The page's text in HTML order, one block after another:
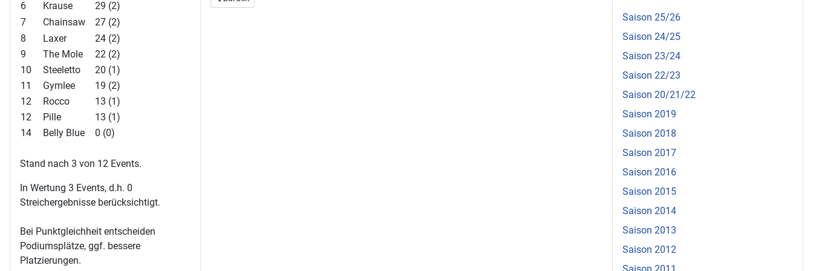
6
Krause
29 (2)
7
Chainsaw
27 (2)
8
Laxer
24 (2)
9
The Mole
22 (2)
10
Steeletto
20 (1)
11
Gymlee
19 (2)
12
Rocco
13 (1)
12
Pille
13 (1)
14
Belly Blue 0 (0)
Stand nach 3 von 12 Events.
In Wertung 3 Events, d.h. 0
Streichergebnisse berücksichtigt.
Bei Punktgleichheit entscheiden
Podiumsplätze, ggf. bessere
Platzierungen.
Saison 25/26
Saison 24/25
Saison 23/24
Saison 22/23
Saison 20/21/22
Saison 2019
Saison 2018
Saison 2017
Saison 2016
Saison 2015
Saison 2014
Saison 2013
Saison 2012
Saison 2011